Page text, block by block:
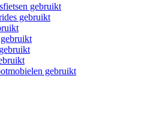
gebruikt
gebruikt
gebruikt